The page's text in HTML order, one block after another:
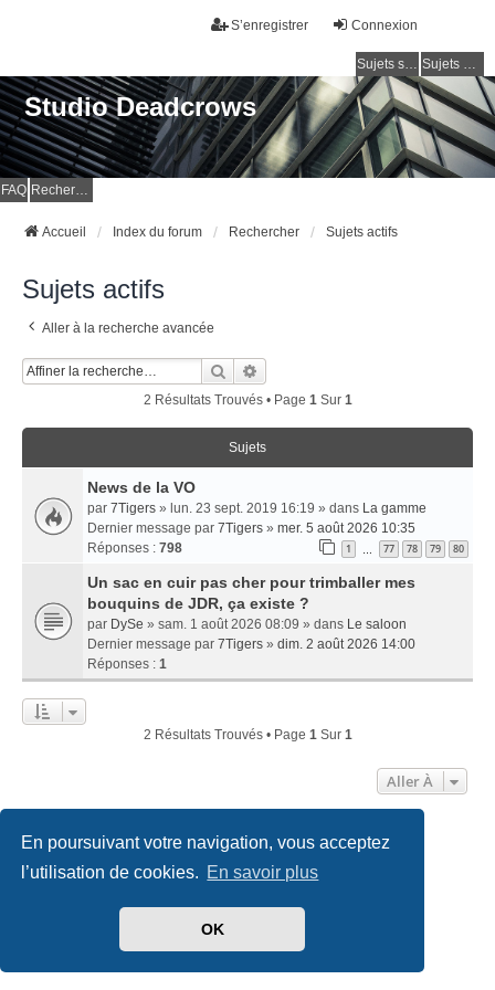
En poursuivant votre navigation, vous acceptez
l’utilisation de cookies. En savoir plus
OK
Connexion
S’enregistrer
Sujets sans réponse Sujets actifs
Studio Deadcrows
FAQ Rechercher
Accueil Index du forum Rechercher Sujets actifs
Sujets actifs
Aller à la recherche avancée
Rechercher
2 Résultats Trouvés • Page 1Sur 1
Sujets
News de la VO
par 7Tigers » lun. 23 sept. 2019 16:19 » dans La gamme
Dernier message par 7Tigers » mer. 5 août 2026 10:35
Réponses : 798 1 77 78 79 80
Un sac en cuir pas cher pour trimballer mes
bouquins de JDR, ça existe ?
par DySe » sam. 1 août 2026 08:09 » dans Le saloon
Dernier message par 7Tigers » dim. 2 août 2026 14:00
Réponses : 1
2 Résultats Trouvés • Page 1Sur 1
Aller À
Accueil Index du forum Nous contacter
phpBB-fr.com
created by INVENTEA & v12mike
Conditions